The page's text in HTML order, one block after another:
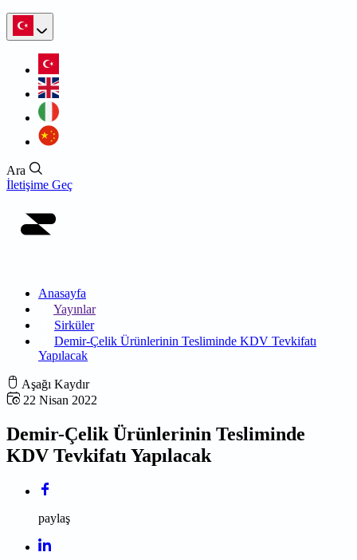
Ara
İletişime Geç
Anasayfa
Yayınlar
Sirküler
Demir-Çelik Ürünlerinin Tesliminde KDV Tevkifatı
Yapılacak
Aşağı Kaydır
22 Nisan 2022
Demir-Çelik Ürünlerinin Tesliminde
KDV Tevkifatı Yapılacak
paylaş